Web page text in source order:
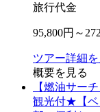
旅行代金
95,800円～
ツアー詳細を
概要を見る
【燃油サー
観光付★【ベ